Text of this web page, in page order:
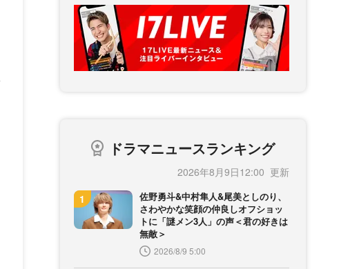
ドラマニュースランキング
2026年8月9日12:00
佐野勇斗&中村隼人&尾美としのり、
さわやかな笑顔の仲良しオフショッ
トに「謎メン3人」の声＜君の好きは
無敵＞
2026/8/9 5:00